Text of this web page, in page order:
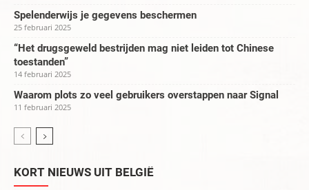
Spelenderwijs je gegevens beschermen
25 februari 2025
“Het drugsgeweld bestrijden mag niet leiden tot Chinese
toestanden”
14 februari 2025
Waarom plots zo veel gebruikers overstappen naar Signal
11 februari 2025
KORT NIEUWS UIT BELGIË